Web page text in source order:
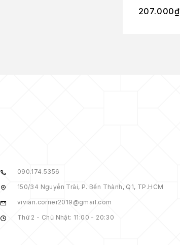
207.000₫
090.174.5356
150/34 Nguyễn Trãi, P. Bến Thành, Q1, TP.HCM
vivian.corner2019@gmail.com
Thứ 2 - Chủ Nhật: 11:00 - 20:30